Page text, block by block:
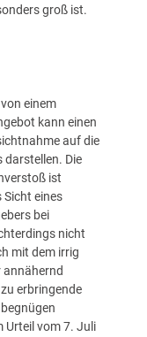
groß ist.
einem
kann einen
auf die
darstellen. Die
ist
Sicht eines
bei
nicht
mit dem irrig
annähernd
erbringende
Urteil vom 7. Juli